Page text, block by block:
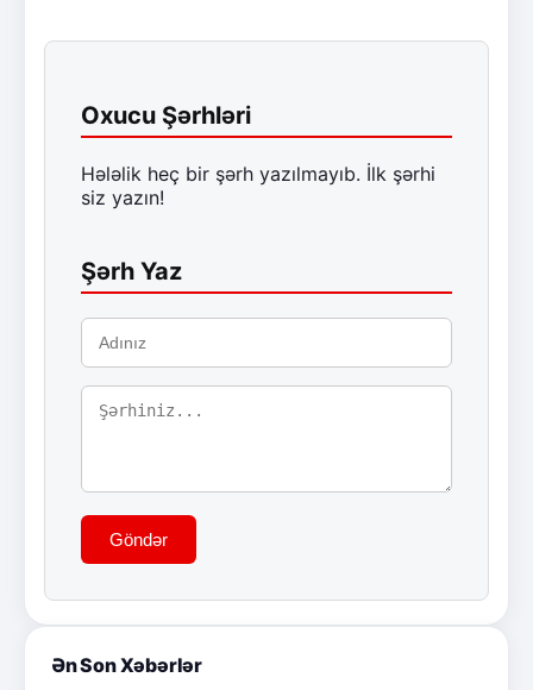
Oxucu Şərhləri
Hələlik heç bir şərh yazılmayıb. İlk şərhi
siz yazın!
Şərh Yaz
Göndər
Ən Son Xəbərlər